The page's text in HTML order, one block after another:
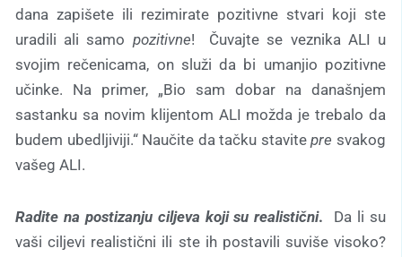
dana zapišete ili rezimirate pozitivne stvari koji ste
uradili ali samo pozitivne! Čuvajte se veznika ALI u
svojim rečenicama, on služi da bi umanjio pozitivne
učinke. Na primer, „Bio sam dobar na današnjem
sastanku sa novim klijentom ALI možda je trebalo da
budem ubedljiviji.“ Naučite da tačku stavitepre svakog
vašeg ALI.
Radite na postizanju ciljeva koji su realistični. Da li su
vaši ciljevi realistični ili ste ih postavili suviše visoko?